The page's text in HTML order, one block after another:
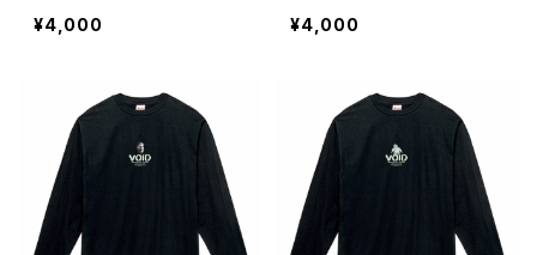
¥4,000
¥4,000